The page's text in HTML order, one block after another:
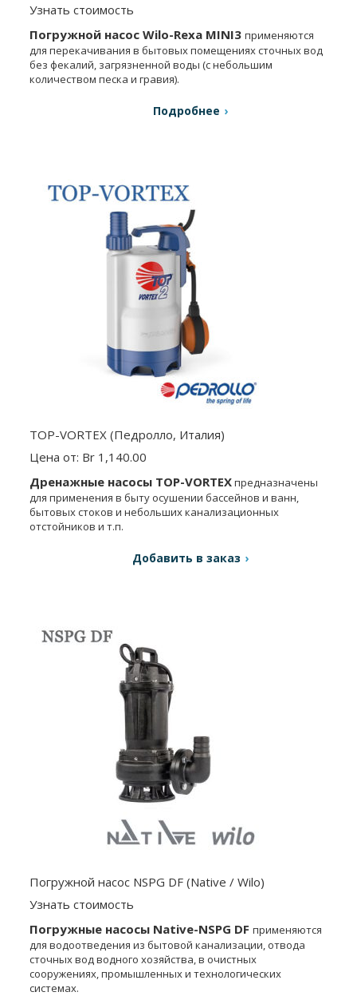
Узнать стоимость
Погружной насосWilo-Rexa MINI3применяются
для перекачивания в бытовых помещениях сточных вод
без фекалий, загрязненной воды (с небольшим
количеством песка и гравия).
Подробнее
TOP-VORTEX (Педролло, Италия)
Цена от: Br 1,140.00
Дренажные насосы TOP-VORTEXпредназначены
для применения в быту осушении бассейнов и ванн,
бытовых стоков и небольших канализационных
отстойников и т.п.
Добавить в заказ
Погружной насос NSPG DF (Native / Wilo)
Узнать стоимость
Погружные насосы Native-NSPG DFприменяются
для водоотведения из бытовой канализации, отвода
сточных вод водного хозяйства, в очистных
сооружениях, промышленных и технологических
системах.